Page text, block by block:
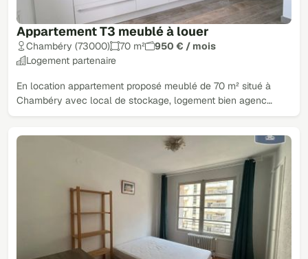
Appartement T3 meublé à louer
Chambéry (73000) 70 m²
950 € / mois
Logement partenaire
En location appartement proposé meublé de 70 m² situé à
Chambéry avec local de stockage, logement bien agenc…